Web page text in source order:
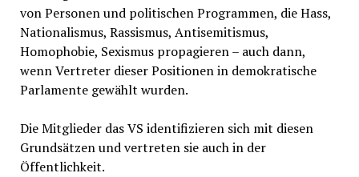
von Personen und politischen Programmen, die Hass,
Nationalismus, Rassismus, Antisemitismus,
Homophobie, Sexismus propagieren – auch dann,
wenn Vertreter dieser Positionen in demokratische
Parlamente gewählt wurden.
Die Mitglieder das VS identifizieren sich mit diesen
Grundsätzen und vertreten sie auch in der
Öffentlichkeit.